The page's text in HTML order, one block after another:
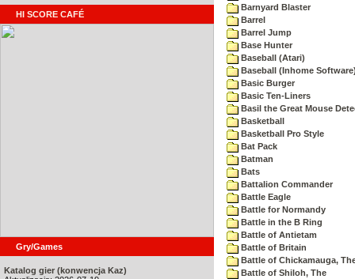
HI SCORE CAFÉ
Gry/Games
Katalog gier (konwencja Kaz)
Barnyard Blaster
Barrel
Barrel Jump
Base Hunter
Baseball (Atari)
Baseball (Inhome
Basic Burger
Basic Ten-Liners
Basil the Great Mouse
Basketball
Basketball Pro Style
Bat Pack
Batman
Bats
Battalion Commander
Battle Eagle
Battle for Normandy
Battle in the B Ring
Battle of Antietam
Battle of Britain
Battle of Chickamauga,
Battle of Shiloh, The